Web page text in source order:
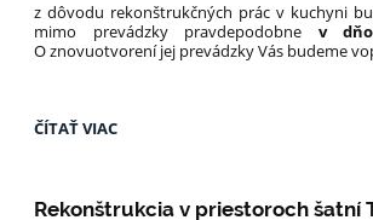
z dôvodu rekonštrukčných prác v kuchyni
mimo prevádzky pravdepodobne v
O znovuotvorení jej prevádzky Vás budeme
ŠKOLSKÁ
ČÍTAŤ VIAC
Rekonštrukcia v priestoroch šatní